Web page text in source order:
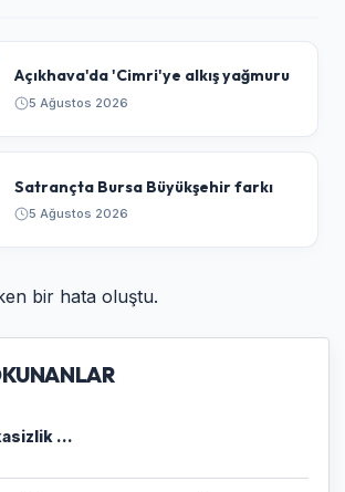
Açıkhava'da 'Cimri'ye alkış yağmuru
5 Ağustos 2026
Satrançta Bursa Büyükşehir farkı
5 Ağustos 2026
bir hata oluştu.
...